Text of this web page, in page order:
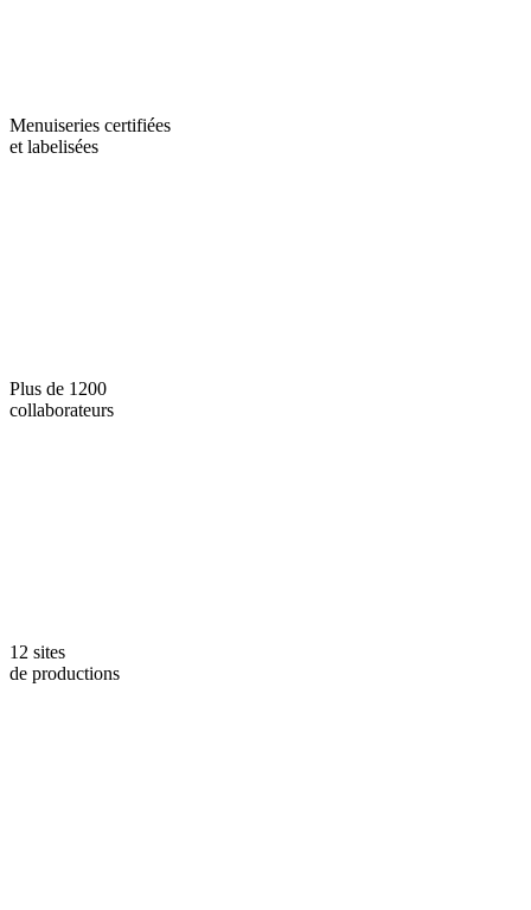
Menuiseries certifiées
et labelisées
Plus de 1200
collaborateurs
12 sites
de productions